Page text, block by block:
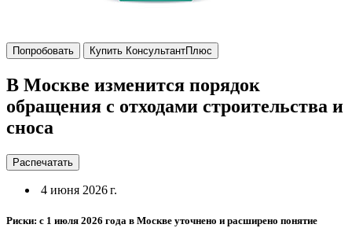
Попробовать Купить КонсультантПлюс
В Москве изменится порядок
обращения с отходами строительства и
сноса
Распечатать
4 июня 2026 г.
Риски: с 1 июля 2026 года в Москве уточнено и расширено понятие